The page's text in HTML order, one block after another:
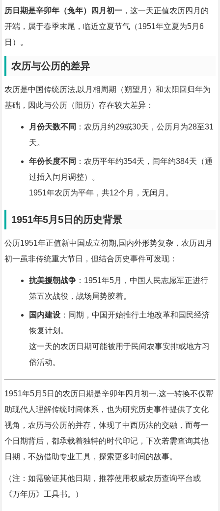
历日期是辛卯年（兔年）四月初一，这一天正值农历四月的
开端，属于春季末尾，临近立夏节气（1951年立夏为5月6
日）。
农历与公历的差异
农历是中国传统历法,以月相周期（朔望月）和太阳回归年为
基础，因此与公历（阳历）存在较大差异：
月份天数不同 ：农历月约29或30天，公历月为28至31
天。
年份长度不同 ：农历平年约354天，闰年约384天（通
过插入闰月调整）。
1951年农历为平年，共12个月，无闰月。
1951年5月5日的历史背景
公历1951年正值新中国成立初期,国内外形势复杂，农历四月
初一虽非传统重大节日，但结合历史事件可发现：
抗美援朝战争：1951年5月，中国人民志愿军正进行
第五次战役，战场局势胶着。
国内建设：同期，中国开始推行土地改革和国民经济
恢复计划。
这一天的农历日期可能被用于民间农事安排或地方习
俗活动。
1951年5月5日的农历日期是辛卯年四月初一,这一转换不仅帮
助现代人理解传统时间体系，也为研究历史事件提供了文化
视角，农历与公历的并存，体现了中西历法的交融，而每一
个日期背后，都承载着独特的时代印记，下次若需查询其他
日期，不妨借助专业工具，探索更多时间的故事。
（注：如需验证其他日期，推荐使用权威农历查询平台或
《万年历》工具书。）